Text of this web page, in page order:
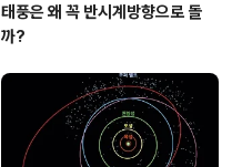
태풍은 왜 꼭 반시계방향으로 돌
까?